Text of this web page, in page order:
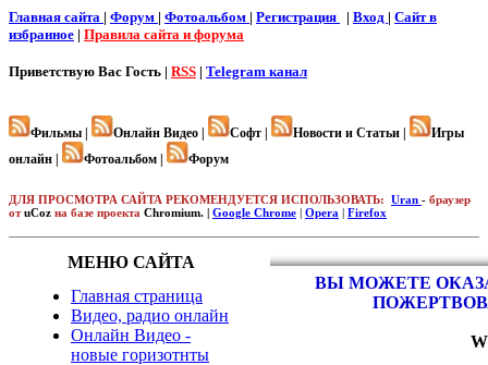
Главная сайта | Форум | Фотоальбом | Регистрация | Вход | Cайт в
избранное | Правила сайта и форума
Приветствую Вас Гость | RSS | Telegram канал
Фильмы | Онлайн Видео | Софт | Новости и Статьи |
Игры
онлайн |
Фотоальбом | Форум
ДЛЯ ПРОСМОТРА САЙТА РЕКОМЕНДУЕТСЯ ИСПОЛЬЗОВАТЬ: Uran - браузер
отuCoz на базе проекта Chromium. | Google Chrome | Opera | Firefox
МЕНЮ САЙТА
Главная страница
Видео, радио онлайн
Онлайн Видео -
новые горизотнты
ВЫ МОЖЕТЕ